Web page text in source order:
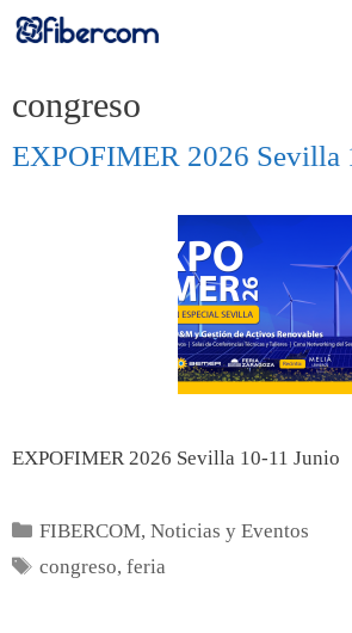
congreso
EXPOFIMER 2026 Sevilla
EXPOFIMER 2026 Sevilla 10-11 Junio
FIBERCOM,Noticias y Eventos
congreso,feria